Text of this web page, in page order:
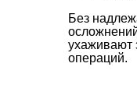
Без
ухаживают
операций.